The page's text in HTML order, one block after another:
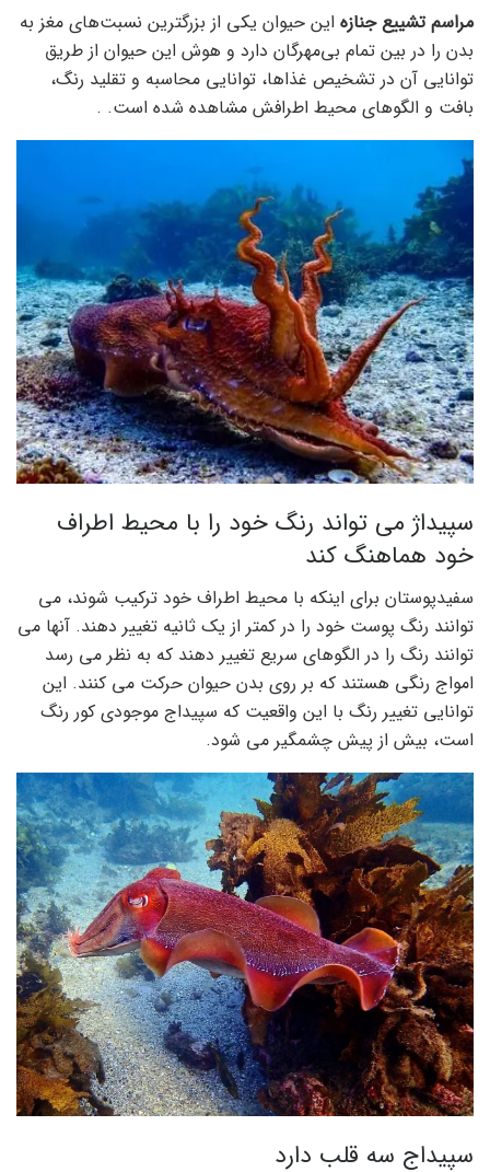
مراسم تشییع جنازه این حیوان یکی از بزرگترین نسبت‌های مغز به
بدن را در بین تمام بی‌مهرگان دارد و هوش این حیوان از طریق
توانایی آن در تشخیص غذاها، توانایی محاسبه و تقلید رنگ،
بافت و الگوهای محیط اطرافش مشاهده شده است. .
سپیداژ می تواند رنگ خود را با محیط اطراف
خود هماهنگ کند
سفیدپوستان برای اینکه با محیط اطراف خود ترکیب شوند، می
توانند رنگ پوست خود را در کمتر از یک ثانیه تغییر دهند. آنها می
توانند رنگ را در الگوهای سریع تغییر دهند که به نظر می رسد
امواج رنگی هستند که بر روی بدن حیوان حرکت می کنند. این
توانایی تغییر رنگ با این واقعیت که سپیداج موجودی کور رنگ
است، بیش از پیش چشمگیر می شود.
سپیداج سه قلب دارد